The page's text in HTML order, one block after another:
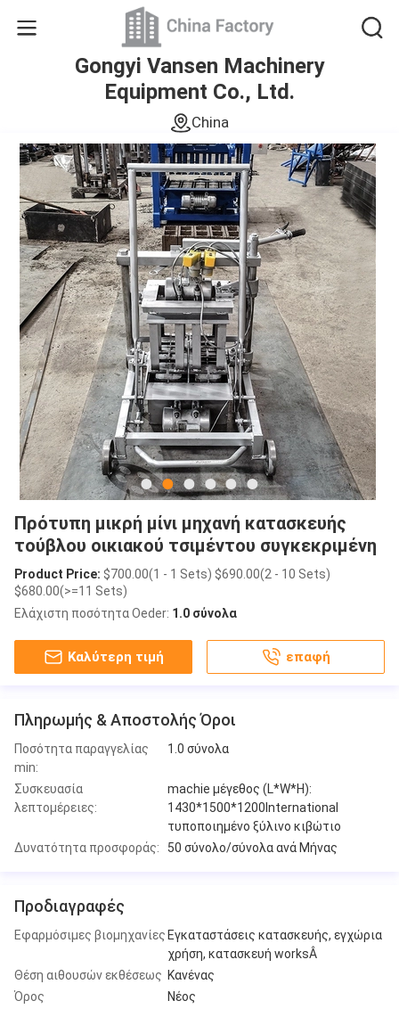
Gongyi Vansen Machinery
Equipment Co., Ltd.
China
Πρότυπη μικρή μίνι μηχανή κατασκευής
τούβλου οικιακού τσιμέντου συγκεκριμένη
Product Price: $700.00(1 - 1 Sets) $690.00(2 - 10 Sets)
$680.00(>=11 Sets)
Ελάχιστη ποσότητα Oeder: 1.0 σύνολα
Καλύτερη τιμή επαφή
Πληρωμής & Αποστολής Όροι
Ποσότητα παραγγελίας
min:
1.0 σύνολα
Συσκευασία
λεπτομέρειες:
machie μέγεθος (L*W*H):
1430*1500*1200International
τυποποιημένο ξύλινο κιβώτιο
Δυνατότητα προσφοράς:
50 σύνολο/σύνολα ανά Μήνας
Προδιαγραφές
Εφαρμόσιμες βιομηχανίες Εγκαταστάσεις κατασκευής, εγχώρια
χρήση, κατασκευή worksÂ
Θέση αιθουσών εκθέσεως Κανένας
Όρος
Νέος